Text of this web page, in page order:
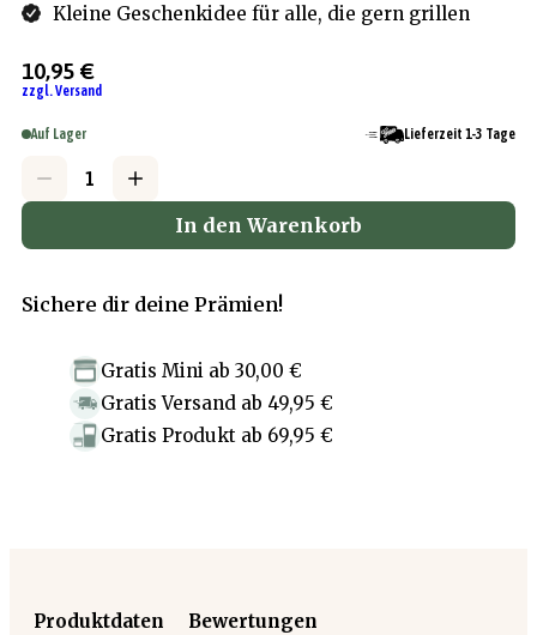
Kleine Geschenkidee für alle, die gern grillen
10,95 €
zzgl. Versand
Auf Lager Lieferzeit 1-3 Tage
In den Warenkorb
Sichere dir deine Prämien!
Gratis Mini ab 30,00 €
Gratis Versand ab 49,95 €
Gratis Produkt ab 69,95 €
Produktdaten Bewertungen